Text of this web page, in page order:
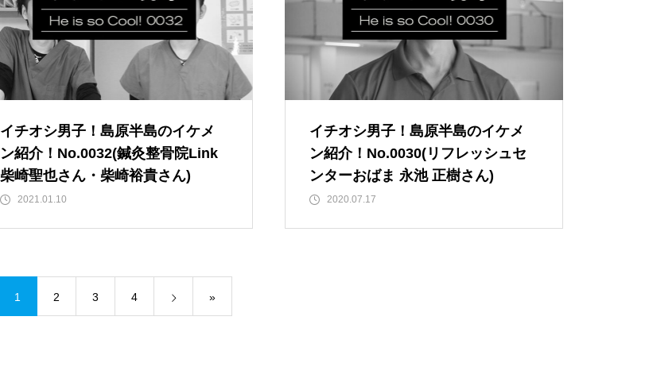
【NEW OPEN】BEAUTY SALO
N Qualis.（クオリス）
WE LOVE PLANTS. AT島原半島
イチオシ男子！島原半島のイケメ
ン紹介！No.0032(鍼灸整骨院Link
柴崎聖也さん・柴崎裕貴さん)
2021.01.10
イチオシ男子！島原半島のイケメ
ン紹介！No.0030(リフレッシュセ
ンターおばま 永池 正樹さん)
2020.07.17
1 2 3 4 »